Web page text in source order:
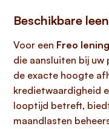
Beschikbare
Voor een Freo lening
die aansluiten bij uw
de exacte hoogte
kredietwaardigheid
looptijd betreft,
maandlasten